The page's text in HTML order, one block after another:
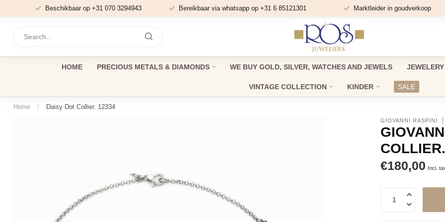
Beschikbaar op +31 070 3294943 Bereikbaar via whatsapp op +31 6 85121301 Marktleider in goudverkoop
HOME PRECIOUS METALS & DIAMONDS WE BUY GOLD, SILVER, WATCHES AND JEWELS JEWELERY
VINTAGE COLLECTION KINDER SALE
Home / Daisy Dot Collier. 12334
GIOVANNI RASPINI
€180,00 Incl.